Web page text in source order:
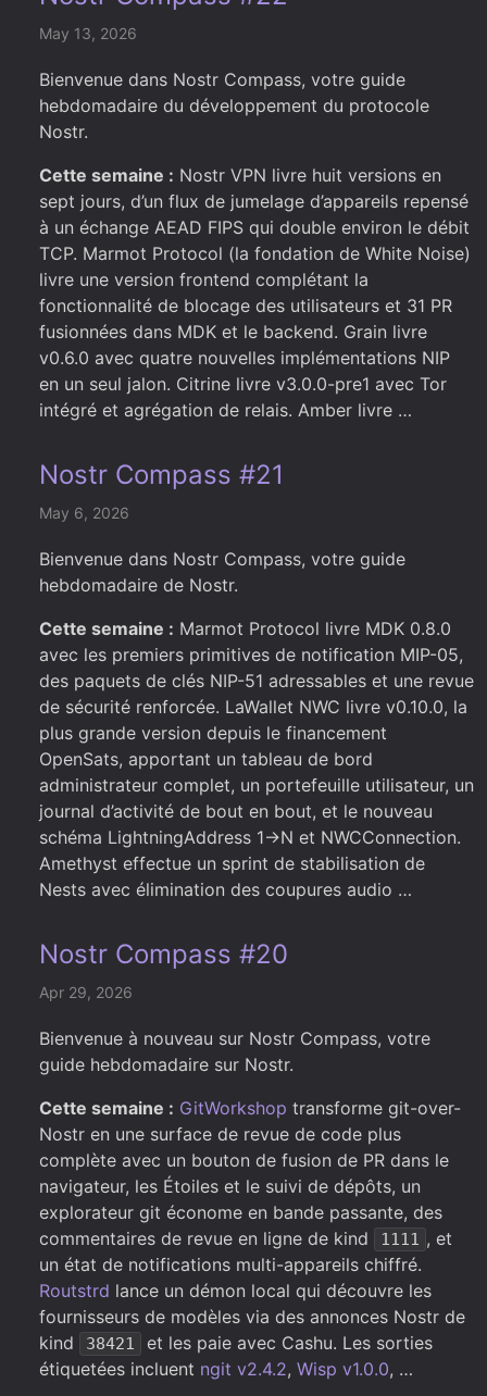
May 13, 2026
Bienvenue dans Nostr Compass, votre guide
hebdomadaire du développement du protocole
Nostr.
Cette semaine : Nostr VPN livre huit versions en
sept jours, d’un flux de jumelage d’appareils repensé
à un échange AEAD FIPS qui double environ le débit
TCP. Marmot Protocol (la fondation de White Noise)
livre une version frontend complétant la
fonctionnalité de blocage des utilisateurs et 31 PR
fusionnées dans MDK et le backend. Grain livre
v0.6.0 avec quatre nouvelles implémentations NIP
en un seul jalon. Citrine livre v3.0.0-pre1 avec Tor
intégré et agrégation de relais. Amber livre …
Nostr Compass #21
May 6, 2026
Bienvenue dans Nostr Compass, votre guide
hebdomadaire de Nostr.
Cette semaine : Marmot Protocol livre MDK 0.8.0
avec les premiers primitives de notification MIP-05,
des paquets de clés NIP-51 adressables et une revue
de sécurité renforcée. LaWallet NWC livre v0.10.0, la
plus grande version depuis le financement
OpenSats, apportant un tableau de bord
administrateur complet, un portefeuille utilisateur, un
journal d’activité de bout en bout, et le nouveau
schéma LightningAddress 1→N et NWCConnection.
Amethyst effectue un sprint de stabilisation de
Nests avec élimination des coupures audio …
Nostr Compass #20
Apr 29, 2026
Bienvenue à nouveau sur Nostr Compass, votre
guide hebdomadaire sur Nostr.
Cette semaine : GitWorkshop transforme git-over-
Nostr en une surface de revue de code plus
complète avec un bouton de fusion de PR dans le
navigateur, les Étoiles et le suivi de dépôts, un
explorateur git économe en bande passante, des
commentaires de revue en ligne de kind
1111 , et
un état de notifications multi-appareils chiffré.
Routstrd lance un démon local qui découvre les
fournisseurs de modèles via des annonces Nostr de
kind
38421
et les paie avec Cashu. Les sorties
étiquetées incluent ngit v2.4.2, Wisp v1.0.0, …